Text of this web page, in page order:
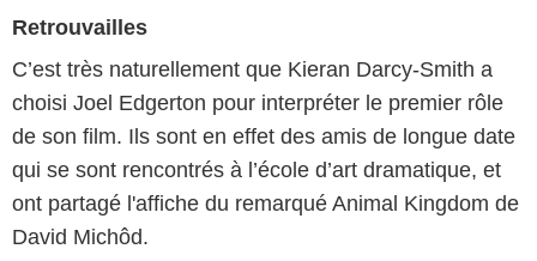
Retrouvailles
C’est très naturellement que Kieran Darcy-Smith a
choisi Joel Edgerton pour interpréter le premier rôle
de son film. Ils sont en effet des amis de longue date
qui se sont rencontrés à l’école d’art dramatique, et
ont partagé l'affiche du remarqué Animal Kingdom de
David Michôd.